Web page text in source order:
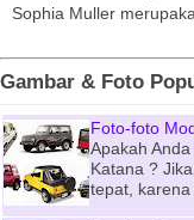
Sophia Muller
Gambar & Foto
Foto-foto
Apakah
Katana ?
tepat, karena